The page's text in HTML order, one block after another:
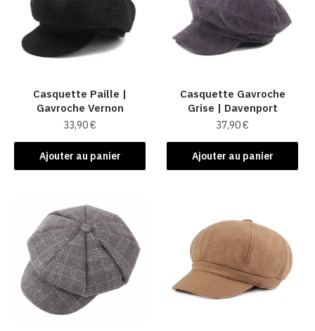
Casquette Paille |
Gavroche Vernon
33,90€
Ajouter au panier
Casquette Gavroche
Grise | Davenport
37,90€
Ajouter au panier